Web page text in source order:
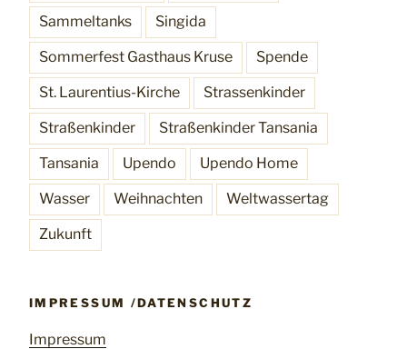
Sammeltanks Singida
Sommerfest Gasthaus Kruse Spende
St. Laurentius-Kirche Strassenkinder
Straßenkinder Straßenkinder Tansania
Tansania Upendo Upendo Home
Wasser Weihnachten Weltwassertag
Zukunft
IMPRESSUM /DATENSCHUTZ
Impressum